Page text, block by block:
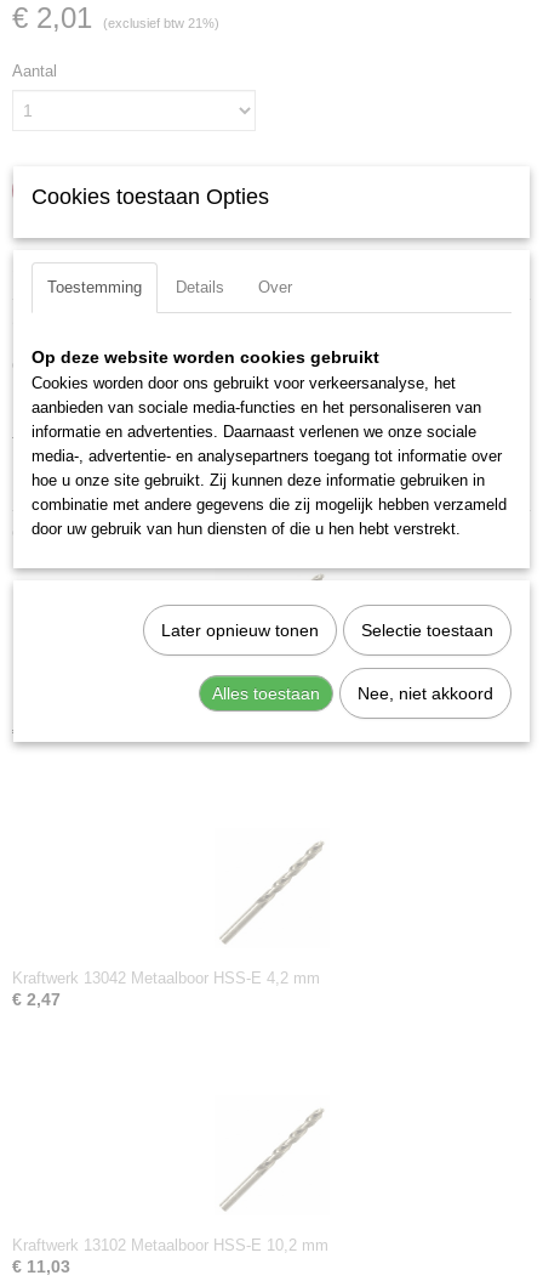
€ 2,01 (exclusief btw 21%)
Aantal
IN WINKELWAGEN
Specificaties
Productcode
EAN code
7612206047791
Cobalt metaalboor met hoge standtijd voorzien van splitpunt.
Materiaal: HSS-E, Co5
Totale lengte: 40 mm
DIN ISO: DIN 338 N / ISO 235
Ook interessant
Kraftwerk 13033 Metaalboor HSS-E 3,3 mm
€ 2,01
Kraftwerk 13042 Metaalboor HSS-E 4,2 mm
€ 2,47
Kraftwerk 13102 Metaalboor HSS-E 10,2 mm
€ 11,03
Cookies toestaan Opties
Toestemming Details Over
Op deze website worden cookies gebruikt
Cookies worden door ons gebruikt voor verkeersanalyse, het
aanbieden van sociale media-functies en het personaliseren van
informatie en advertenties. Daarnaast verlenen we onze sociale
media-, advertentie- en analysepartners toegang tot informatie over
hoe u onze site gebruikt. Zij kunnen deze informatie gebruiken in
combinatie met andere gegevens die zij mogelijk hebben verzameld
door uw gebruik van hun diensten of die u hen hebt verstrekt.
Later opnieuw tonen Selectie toestaan
Alles toestaan Nee, niet akkoord